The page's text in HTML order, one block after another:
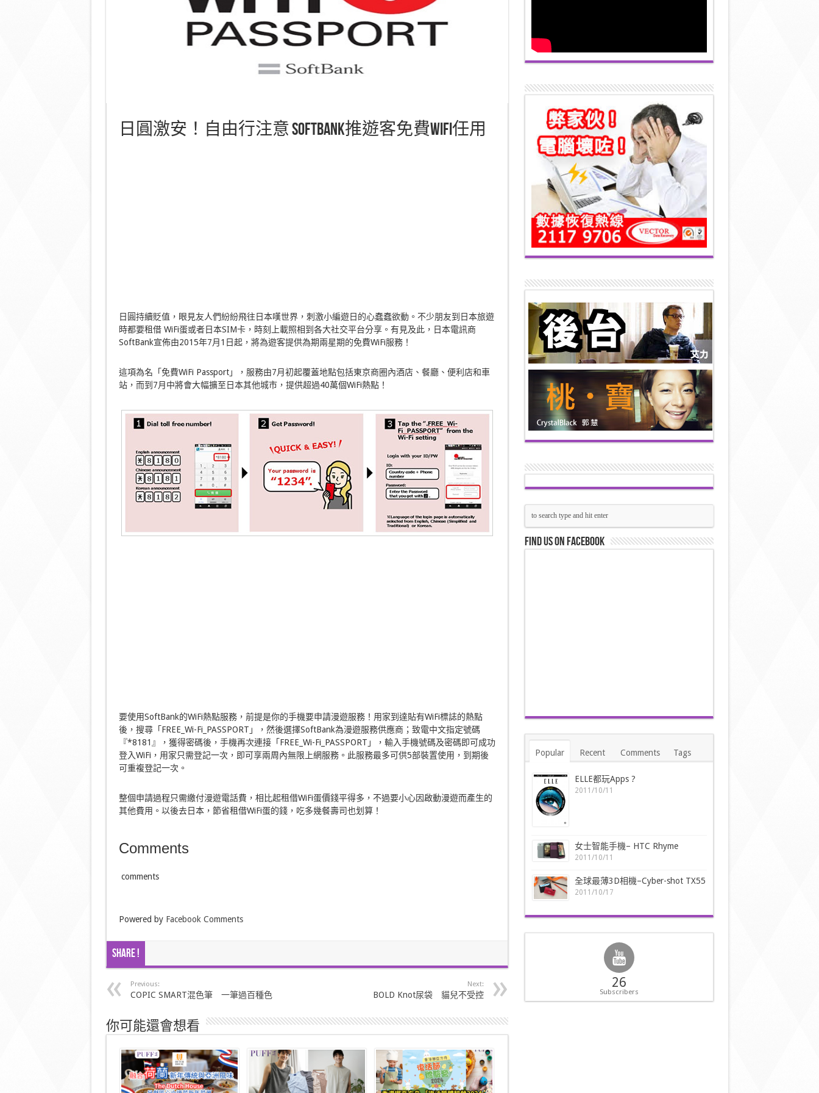
日圓激安！自由行注意 SoftBank推遊客免費WiFi任用
日圓持續貶值，眼見友人們紛紛飛往日本嘆世界，刺激小編遊日的心蠢蠢欲動。不少朋友到日本旅遊
時都要租借 WiFi蛋或者日本SIM卡，時刻上載照相到各大社交平台分享。有見及此，日本電訊商
SoftBank宣佈由2015年7月1日起，將為遊客提供為期兩星期的免費WiFi服務！
這項為名「免費WiFi Passport」，服務由7月初起覆蓋地點包括東京商圈內酒店、餐廳、便利店和車
站，而到7月中將會大幅擴至日本其他城市，提供超過40萬個WiFi熱點！
要使用SoftBank的WiFi熱點服務，前提是你的手機要申請漫遊服務！用家到達貼有WiFi標誌的熱點
後，搜尋「FREE_Wi-Fi_PASSPORT」，然後選擇SoftBank為漫遊服務供應商；致電中文指定號碼
『*8181』，獲得密碼後，手機再次連接「FREE_Wi-Fi_PASSPORT」，輸入手機號碼及密碼即可成功
登入WiFi，用家只需登記一次，即可享兩周內無限上網服務。此服務最多可供5部裝置使用，到期後
可重複登記一次。
整個申請過程只需繳付漫遊電話費，相比起租借WiFi蛋價錢平得多，不過要小心因啟動漫遊而產生的
其他費用。以後去日本，節省租借WiFi蛋的錢，吃多幾餐壽司也划算！
Comments
comments
Powered by Facebook Comments
Share !
Previous:
COPIC SMART混色筆 一筆過百種色
Next:
BOLD Knot尿袋 貓兒不受控
你可能還會想看
Find us on Facebook
Popular Recent Comments Tags
ELLE都玩Apps ?
2011/10/11
女士智能手機– HTC Rhyme
2011/10/11
全球最薄3D相機–Cyber-shot TX55
2011/10/17
26
Subscribers